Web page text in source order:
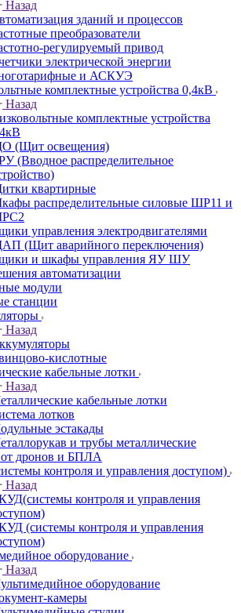
Назад
зданий и процессов
преобразователи
регулируемый привод
электрической энергии
и АСКУЭ
комплектные устройства 0,4кВ
Назад
комплектные устройства
(Щит освещения)
(Вводное распределительное
квартирные
распределительные силовые ШР11 и
управления электродвигателями
(Щит аварийного переключения)
и шкафы управления ЯУ ШУ
автоматизации
модули
станции
Назад
кислотные
кабельные лотки
Назад
кабельные лотки
лотков
эстакады
и трубы металлические
дронов и БПЛА
контроля и управления доступом)
Назад
контроля и управления
(системы контроля и управления
оборудование
Назад
оборудование
камеры